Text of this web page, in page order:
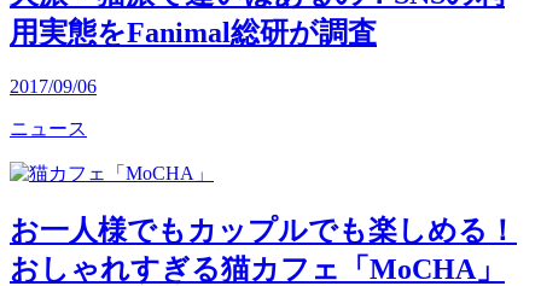
用実態をFanimal総研が調査
2017/09/06
ニュース
お一人様でもカップルでも楽しめる！
おしゃれすぎる猫カフェ「MoCHA」